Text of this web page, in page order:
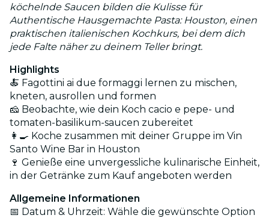
köchelnde Saucen bilden die Kulisse für
Authentische Hausgemachte Pasta: Houston, einen
praktischen italienischen Kochkurs, bei dem dich
jede Falte näher zu deinem Teller bringt.
Highlights
🍝 Fagottini ai due formaggi lernen zu mischen,
kneten, ausrollen und formen
🧀 Beobachte, wie dein Koch cacio e pepe- und
tomaten-basilikum-saucen zubereitet
👩‍🍳 Koche zusammen mit deiner Gruppe im Vin
Santo Wine Bar in Houston
🍷 Genieße eine unvergessliche kulinarische Einheit,
in der Getränke zum Kauf angeboten werden
Allgemeine Informationen
📅 Datum & Uhrzeit: Wähle die gewünschte Option